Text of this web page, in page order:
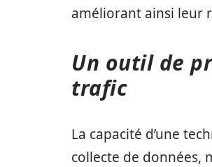
améliorant ainsi leur
Un outil de
trafic
La capacité d’une
collecte de données,